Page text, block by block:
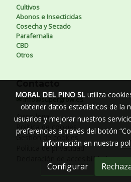
Cultivos
Abonos e Insecticidas
Cosecha y Secado
Parafernalia
CBD
Otros
Contacto
✉ info@supergrow.es
Aviso legal
Política de cookies
Gestión de cookies
Política de privacidad
Declaración de accesibilidad
MORAL DEL PINO SLutiliza
obtener datos estadísticos de la
usuarios y mejorar nuestros
preferencias a través del botón
información en nuestra
Configurar